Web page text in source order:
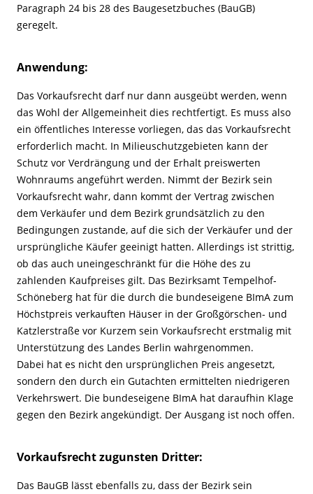
Paragraph 24 bis 28 des Baugesetzbuches (BauGB)
geregelt.
Anwendung:
Das Vorkaufsrecht darf nur dann ausgeübt werden, wenn
das Wohl der Allgemeinheit dies rechtfertigt. Es muss also
ein öffentliches Interesse vorliegen, das das Vorkaufsrecht
erforderlich macht. In Milieuschutzgebieten kann der
Schutz vor Verdrängung und der Erhalt preiswerten
Wohnraums angeführt werden. Nimmt der Bezirk sein
Vorkaufsrecht wahr, dann kommt der Vertrag zwischen
dem Verkäufer und dem Bezirk grundsätzlich zu den
Bedingungen zustande, auf die sich der Verkäufer und der
ursprüngliche Käufer geeinigt hatten. Allerdings ist strittig,
ob das auch uneingeschränkt für die Höhe des zu
zahlenden Kaufpreises gilt. Das Bezirksamt Tempelhof-
Schöneberg hat für die durch die bundeseigene BImA zum
Höchstpreis verkauften Häuser in der Großgörschen- und
Katzlerstraße vor Kurzem sein Vorkaufsrecht erstmalig mit
Unterstützung des Landes Berlin wahrgenommen.
Dabei hat es nicht den ursprünglichen Preis angesetzt,
sondern den durch ein Gutachten ermittelten niedrigeren
Verkehrswert. Die bundeseigene BImA hat daraufhin Klage
gegen den Bezirk angekündigt. Der Ausgang ist noch offen.
Vorkaufsrecht zugunsten Dritter:
Das BauGB lässt ebenfalls zu, dass der Bezirk sein